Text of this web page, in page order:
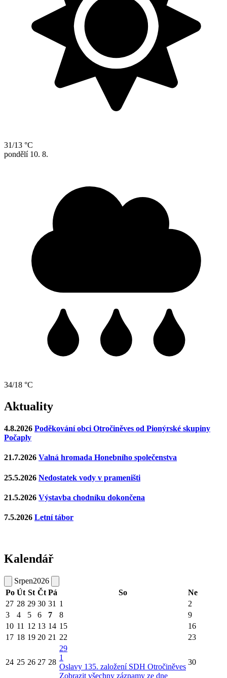
31/13 °C
pondělí 10. 8.
34/18 °C
Aktuality
4.8.2026 Poděkování obci Otročiněves od Pionýrské skupiny
Počaply
21.7.2026 Valná hromada Honebního společenstva
25.5.2026 Nedostatek vody v prameništi
21.5.2026 Výstavba chodníku dokončena
7.5.2026 Letní tábor
Kalendář
Srpen2026
Po Út St Čt Pá So
Ne
27 28 29 30 31 1
2
3
4 5 6 7 8
9
10 11 12 13 14 15
16
17 18 19 20 21 22 23
24 25 26 27 28
29
1
Oslavy 135. založení SDH Otročiněves
Zobrazit všechny záznamy ze dne
30